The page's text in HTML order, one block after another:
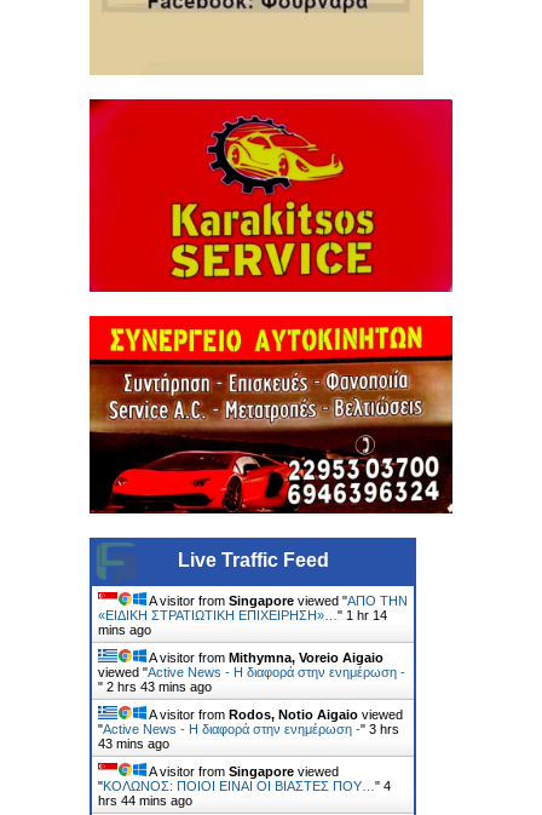
Live Traffic Feed
A visitor from Singapore viewed "ΑΠΟ ΤΗΝ
«ΕΙΔΙΚΗ ΣΤΡΑΤΙΩΤΙΚΗ ΕΠΙΧΕΙΡΗΣΗ»… " 1 hr 14
mins ago
A visitor from Mithymna, Voreio Aigaio
viewed "Active News - Η διαφορά στην ενημέρωση -
" 2 hrs 43 mins ago
A visitor from Rodos, Notio Aigaio viewed
"Active News - Η διαφορά στην ενημέρωση -" 3 hrs
43 mins ago
A visitor from Singapore viewed
"ΚΟΛΩΝΟΣ: ΠΟΙΟΙ ΕΙΝΑΙ ΟΙ ΒΙΑΣΤΕΣ ΠΟΥ… " 4
hrs 44 mins ago